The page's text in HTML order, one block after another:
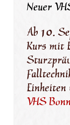
Neuer
Ab 10.
Kurs mit
VHS